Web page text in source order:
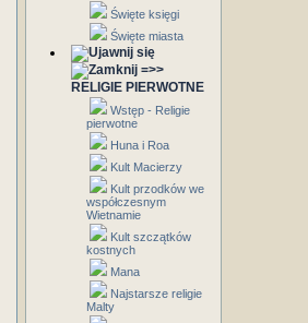
Święte księgi
Święte miasta
=>>
RELIGIE PIERWOTNE
Wstęp - Religie
pierwotne
Huna i Roa
Kult Macierzy
Kult przodków we
współczesnym
Wietnamie
Kult szczątków
kostnych
Mana
Najstarsze religie
Malty